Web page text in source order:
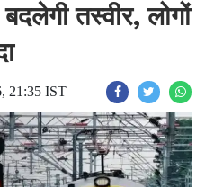
तस्वीर, लोगों
21:35 IST